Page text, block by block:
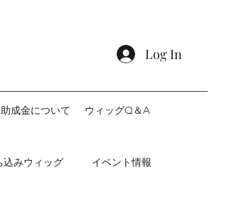
Log In
助成金について ウィッグQ＆A
込みウィッグ イベント情報